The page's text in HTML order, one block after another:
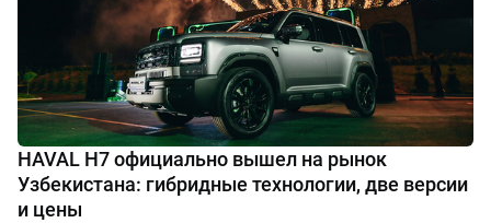
HAVAL H7 официально вышел на рынок
Узбекистана: гибридные технологии, две версии
и цены